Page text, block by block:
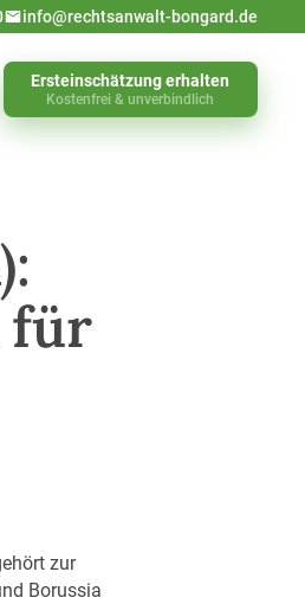
info@rechtsanwalt-bongard.de
Ersteinschätzung erhalten
Kostenfrei & unverbindlich
für
zur
Borussia